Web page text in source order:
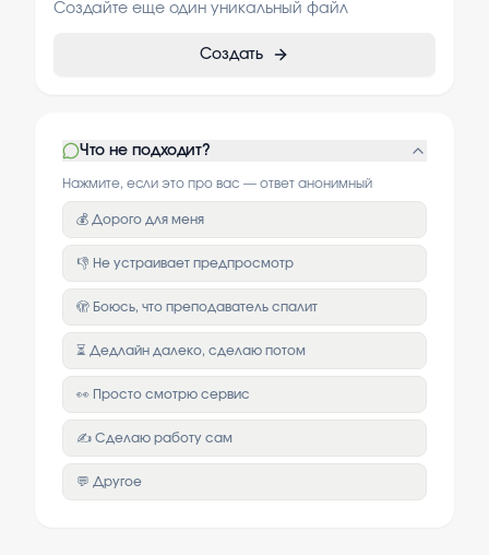
Создайте еще один уникальный файл
Создать
Что не подходит?
Нажмите, если это про вас — ответ анонимный
💰 Дорого для меня
👎 Не устраивает предпросмотр
🫣 Боюсь, что преподаватель спалит
⏳ Дедлайн далеко, сделаю потом
👀 Просто смотрю сервис
✍️ Сделаю работу сам
💬 Другое